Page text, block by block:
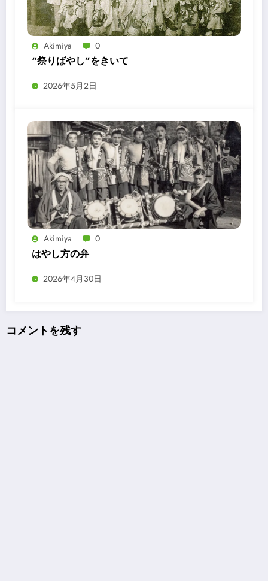
Akimiya 0
“祭りばやし”をきいて
2026年5月2日
Akimiya 0
はやし方の弁
2026年4月30日
コメントを残す